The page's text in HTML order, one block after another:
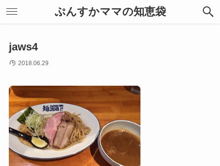
ぷんすかママの知恵袋
jaws4
2018.06.29